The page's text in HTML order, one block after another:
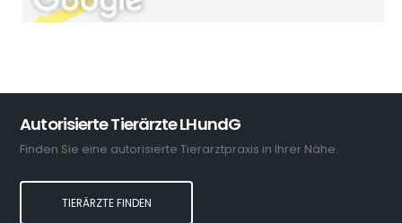
Autorisierte Tierärzte LHundG
Finden Sie eine autorisierte Tierarztpraxis in Ihrer Nähe.
TIERÄRZTE FINDEN